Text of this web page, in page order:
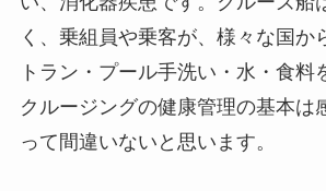
く、乗組員や乗客が、様々な国か
トラン・プール手洗い・水・食料
クルージングの健康管理の基本は
って間違いないと思います。